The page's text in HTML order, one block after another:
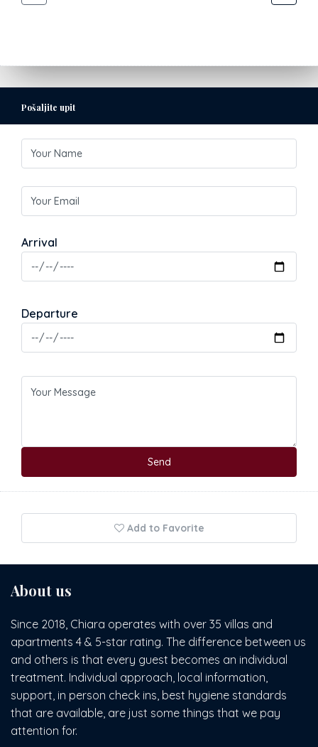
Pošaljite upit
Arrival
Departure
Add to Favorite
About us
Since 2018, Chiara operates with over 35 villas and
apartments 4 & 5-star rating. The difference between us
and others is that every guest becomes an individual
treatment. Individual approach, local information,
support, in person check ins, best hygiene standards
that are available, are just some things that we pay
attention for.